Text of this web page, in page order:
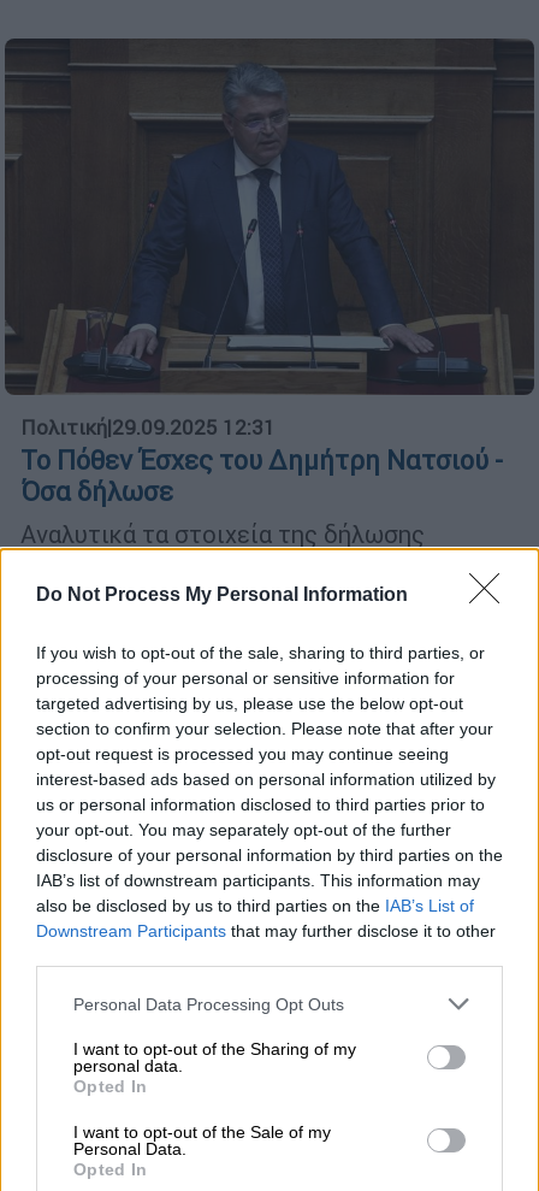
Do Not Process My Personal Information
If you wish to opt-out of the sale, sharing to third parties, or
processing of your personal or sensitive information for
targeted advertising by us, please use the below opt-out
section to confirm your selection. Please note that after your
opt-out request is processed you may continue seeing
interest-based ads based on personal information utilized by
us or personal information disclosed to third parties prior to
your opt-out. You may separately opt-out of the further
disclosure of your personal information by third parties on the
IAB’s list of downstream participants. This information may
also be disclosed by us to third parties on the IAB’s List of
Downstream Participants that may further disclose it to other
Please note that this website/app uses one or more Google
not limited to your visit or usage behaviour. You may click to
grant or deny consent to Google and its third-party tags to
use your data for below specified purposes in below Google
consent section.
Personal Data Processing Opt Outs
I want to opt-out of the Sharing of my
personal data.
Opted In
I want to opt-out of the Sale of my
Personal Data.
Opted In
Πολιτική|29.09.2025 12:31
Το Πόθεν Έσχες του Δημήτρη Νατσιού -
Όσα δήλωσε
Αναλυτικά τα στοιχεία της δήλωσης
της «Νίκης» Δημήτρη Νατσιού
Άγρια κόντρα Γεωργιάδη-Νατσιού στη
Βουλή: «Είσαι ψεύτης και βαθιά
αμαρτωλός»
«Μαχαίρια» βγήκαν στη Βουλή